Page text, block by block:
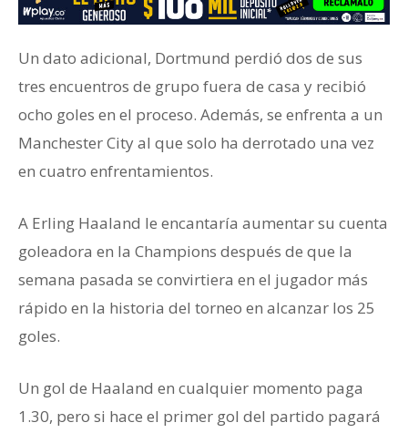
Un dato adicional, Dortmund perdió dos de sus
tres encuentros de grupo fuera de casa y recibió
ocho goles en el proceso. Además, se enfrenta a un
Manchester City al que solo ha derrotado una vez
en cuatro enfrentamientos.
A Erling Haaland le encantaría aumentar su cuenta
goleadora en la Champions después de que la
semana pasada se convirtiera en el jugador más
rápido en la historia del torneo en alcanzar los 25
goles.
Un gol de Haaland en cualquier momento paga
1.30, pero si hace el primer gol del partido pagará